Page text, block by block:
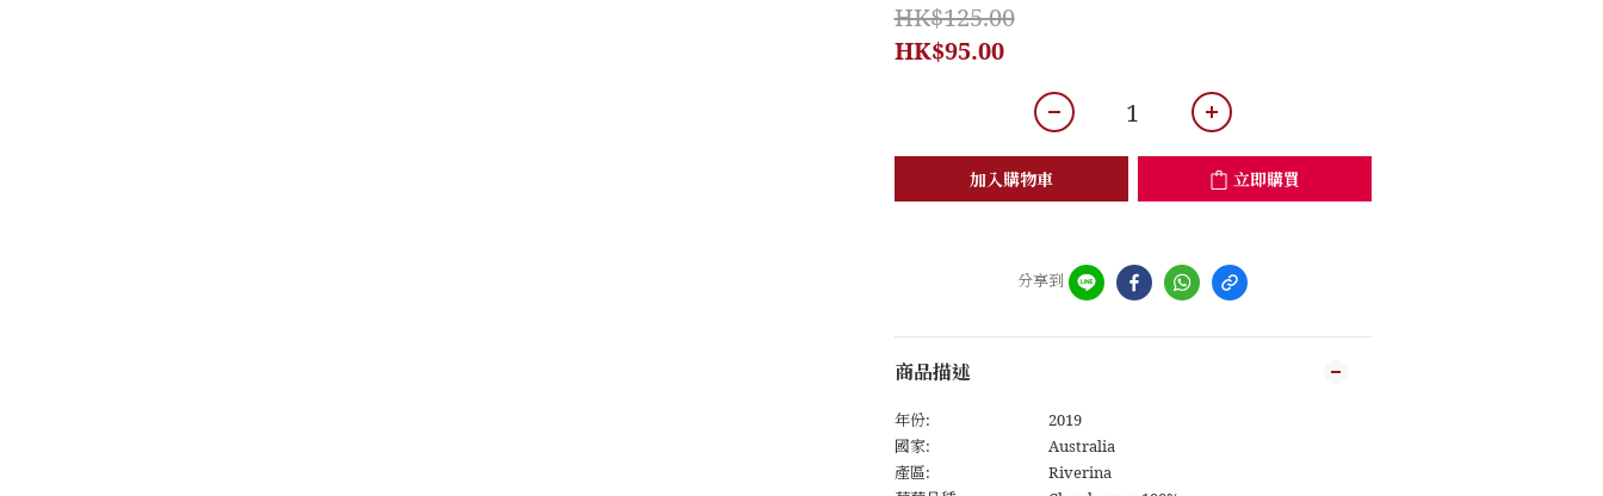
HK$125.00
HK$95.00
加入購物車 立即購買
分享到
商品描述
年份:
2019
國家:
Australia
產區:
Riverina